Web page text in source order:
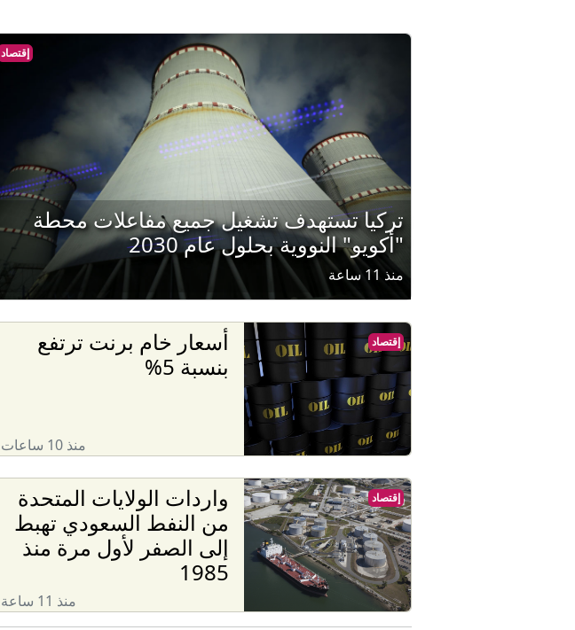
إقتصاد
تركيا تستهدف تشغيل جميع مفاعلات محطة
"أكويو" النووية بحلول عام 2030
منذ 11 ساعة
أسعار خام برنت ترتفع
بنسبة 5%
منذ 10 ساعات
إقتصاد
واردات الولايات المتحدة
من النفط السعودي تهبط
إلى الصفر لأول مرة منذ
1985
منذ 11 ساعة
إقتصاد